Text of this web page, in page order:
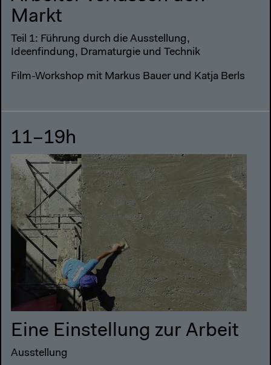
Markt
Teil 1: Führung durch die Ausstellung,
Ideenfindung, Dramaturgie und Technik
Film-Workshop mit Markus Bauer und Katja Berls
11–19h
Eine Einstellung zur Arbeit
Ausstellung